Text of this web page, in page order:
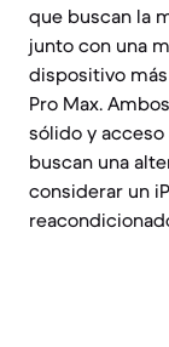
que buscan la
junto con una
dispositivo más
Pro Max.
sólido y acceso
buscan una
considerar un